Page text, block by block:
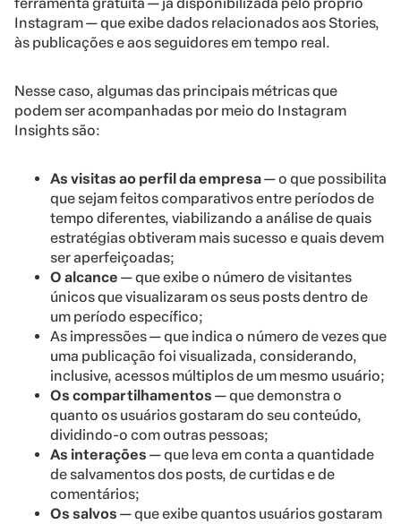
ferramenta gratuita — já disponibilizada pelo próprio
Instagram — que exibe dados relacionados aos Stories,
às publicações e aos seguidores em tempo real.
Nesse caso, algumas das principais métricas que
podem ser acompanhadas por meio do Instagram
Insights são:
As visitas ao perfil da empresa— o que possibilita
que sejam feitos comparativos entre períodos de
tempo diferentes, viabilizando a análise de quais
estratégias obtiveram mais sucesso e quais devem
ser aperfeiçoadas;
O alcance — que exibe o número de visitantes
únicos que visualizaram os seus posts dentro de
um período específico;
As impressões — que indica o número de vezes que
uma publicação foi visualizada, considerando,
inclusive, acessos múltiplos de um mesmo usuário;
Os compartilhamentos — que demonstra o
quanto os usuários gostaram do seu conteúdo,
dividindo-o com outras pessoas;
As interações — que leva em conta a quantidade
de salvamentos dos posts, de curtidas e de
comentários;
Os salvos — que exibe quantos usuários gostaram